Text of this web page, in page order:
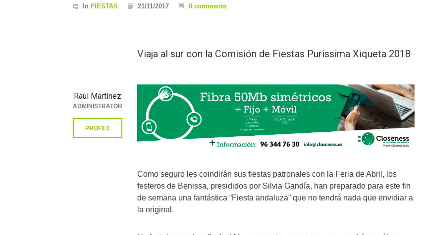
In FIESTAS 21/11/2017 0 comments
Viaja al sur con la Comisión de Fiestas Puríssima Xiqueta 2018
Como seguro les coindirán sus fiestas patronales con la Feria de Abril, los
festeros de Benissa, presididos por Silvia Gandía, han preparado para este fin
de semana una fantástica “Fiesta andaluza” que no tendrá nada que envidiar a
la original.
Raúl Martínez
ADMINISTRATOR
PROFILE